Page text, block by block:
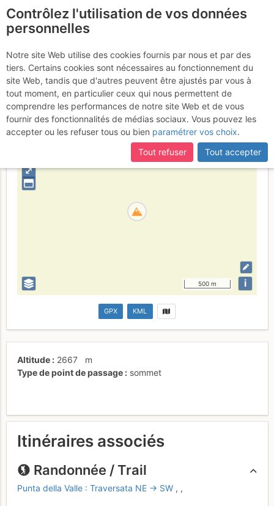
Punta della Valle
Italia Alpi Lepontine Occidentali Provincia del Verbano-
Cusio-Ossola
⤢
+
500 m i
GPX KML
Altitude 2667
m
Type de point de passage
sommet
Itinéraires associés
Randonnée / Trail
Punta della Valle : Traversata NE → SW , ,
Contrôlez l'utilisation de vos données
personnelles
Notre site Web utilise des cookies fournis par nous et par des
tiers. Certains cookies sont nécessaires au fonctionnement du
site Web, tandis que d'autres peuvent être ajustés par vous à
tout moment, en particulier ceux qui nous permettent de
comprendre les performances de notre site Web et de vous
fournir des fonctionnalités de médias sociaux. Vous pouvez les
accepter ou les refuser tous ou bien paramétrer vos choix.
Tout refuser
Tout accepter